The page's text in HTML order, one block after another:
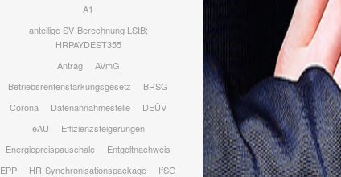
A1
anteilige SV-Berechnung LStB;
HRPAYDEST355
Antrag
AVmG
Betriebsrentenstärkungsgesetz
BRSG
Corona
Datenannahmestelle
DEÜV
eAU
Effizienzsteigerungen
Energiepreispauschale
Entgeltnachweis
EPP
HR-Synchronisationspackage
IfSG